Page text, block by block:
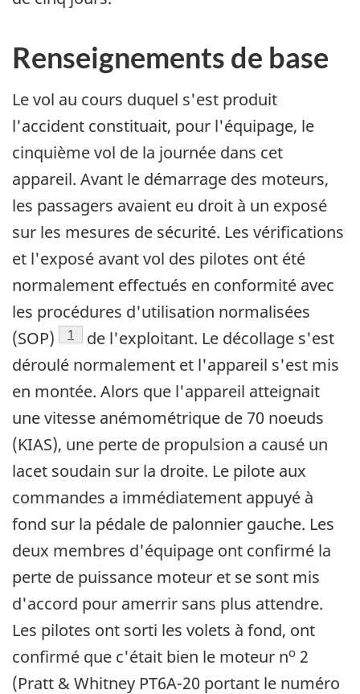
Renseignements de base
Le vol au cours duquel s'est produit
l'accident constituait, pour l'équipage, le
cinquième vol de la journée dans cet
appareil. Avant le démarrage des moteurs,
les passagers avaient eu droit à un exposé
sur les mesures de sécurité. Les vérifications
et l'exposé avant vol des pilotes ont été
normalement effectués en conformité avec
les procédures d'utilisation normalisées
(SOP)
Note de bas de page
1
de l'exploitant. Le décollage s'est
déroulé normalement et l'appareil s'est mis
en montée. Alors que l'appareil atteignait
une vitesse anémométrique de 70 noeuds
(KIAS), une perte de propulsion a causé un
lacet soudain sur la droite. Le pilote aux
commandes a immédiatement appuyé à
fond sur la pédale de palonnier gauche. Les
deux membres d'équipage ont confirmé la
perte de puissance moteur et se sont mis
d'accord pour amerrir sans plus attendre.
Les pilotes ont sorti les volets à fond, ont
confirmé que c'était bien le moteur no 2
(Pratt & Whitney PT6A-20 portant le numéro